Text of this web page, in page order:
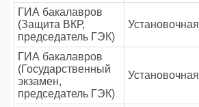
ГИА бакалавров
(Защита ВКР,
председатель ГЭК)
Установочная
ГИА бакалавров
(Государственный
экзамен,
председатель ГЭК)
Установочная